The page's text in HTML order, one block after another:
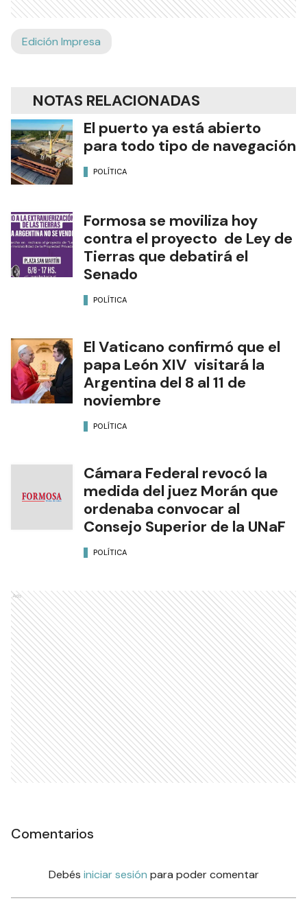
Edición Impresa
NOTAS RELACIONADAS
El puerto ya está abierto
para todo tipo de navegación
POLÍTICA
Formosa se moviliza hoy
contra el proyecto de Ley de
Tierras que debatirá el
Senado
POLÍTICA
El Vaticano confirmó que el
papa León XIV visitará la
Argentina del 8 al 11 de
noviembre
POLÍTICA
Cámara Federal revocó la
medida del juez Morán que
ordenaba convocar al
Consejo Superior de la UNaF
POLÍTICA
Ads
Comentarios
Debés iniciar sesión para poder comentar